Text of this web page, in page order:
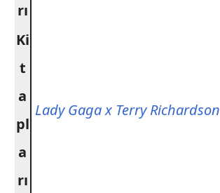
rı
Ki
t
a
pl
a
rı
Lady Gaga x Terry Richardson